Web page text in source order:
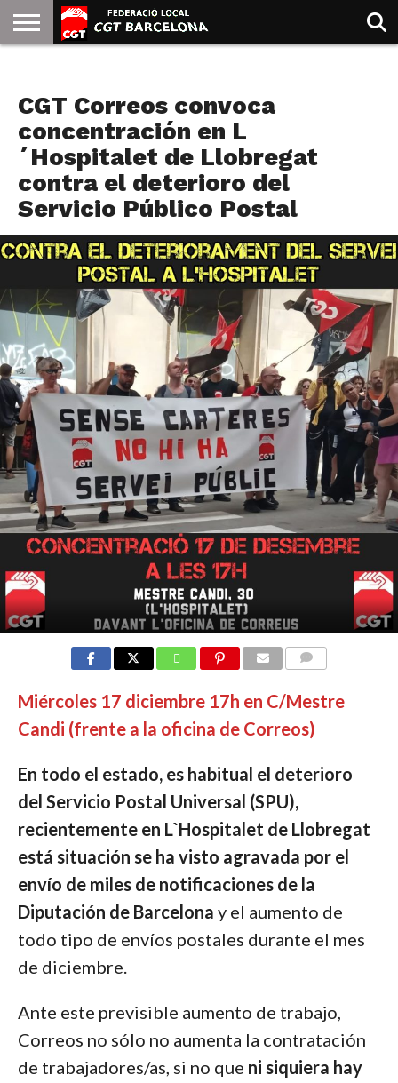
GOLDMAN
CGT Correos convoca
concentración en L
´Hospitalet de Llobregat
contra el deterioro del
Servicio Público Postal
Miércoles 17 diciembre 17h en C/Mestre
Candi (frente a la oficina de Correos)
En todo el estado, es habitual el deterioro
del Servicio Postal Universal (SPU),
recientemente en L`Hospitalet de Llobregat
está situación se ha visto agravada por el
envío de miles de notificaciones de la
Diputación de Barcelona y el aumento de
todo tipo de envíos postales durante el mes
de diciembre.
Ante este previsible aumento de trabajo,
Correos no sólo no aumenta la contratación
de trabajadores/as, si no que ni siquiera hay